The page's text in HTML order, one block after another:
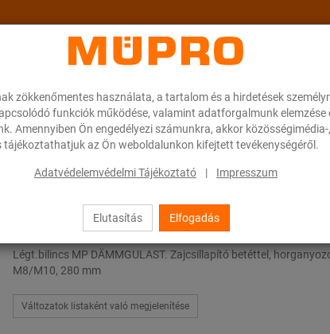
zökkenőmentes használata, a tartalom és a hirdetések
funkciók működése, valamint adatforgalmunk elemzése
Amennyiben Ön engedélyezi számunkra, akkor
tájékoztathatjuk az Ön weboldalunkon kifejtett tevékenységéről.
Adatvédelemvédelmi Tájékoztató | Impresszum
Elutasítás Elfogadás
A MÜPRO-ról Karrier Downloads
Légtechnikai bilincsek Típus C
Légt.bilincs MP DÄMMGULAST. Zajcsillapító betéttel,
M8/M10, 280 mm
Változatok listaként való megjelenítése